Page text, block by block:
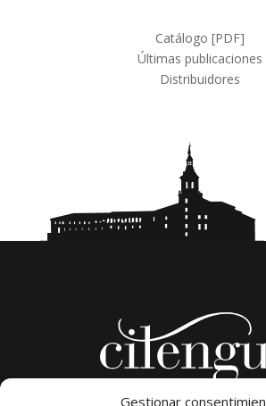
Gestionar
Catálogo [PDF]
Últimas publicaciones
Distribuidores